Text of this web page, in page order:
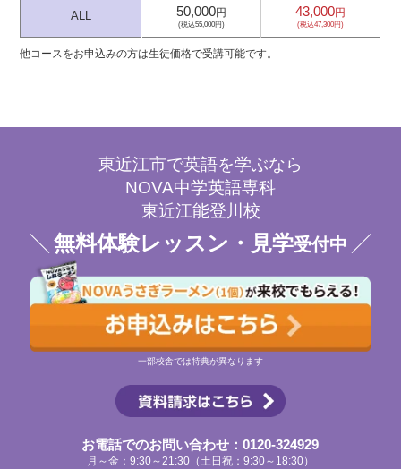
ALL 50,000円
(税込55,000円)
43,000円
(税込47,300円)
他コースをお申込みの方は生徒価格で受講可能です。
東近江市で英語を学ぶなら
NOVA中学英語専科
東近江能登川校
無料体験レッスン・見学受付中
一部校舎では特典が異なります
お電話でのお問い合わせ：0120-324929
月～金：9:30～21:30（土日祝：9:30～18:30）